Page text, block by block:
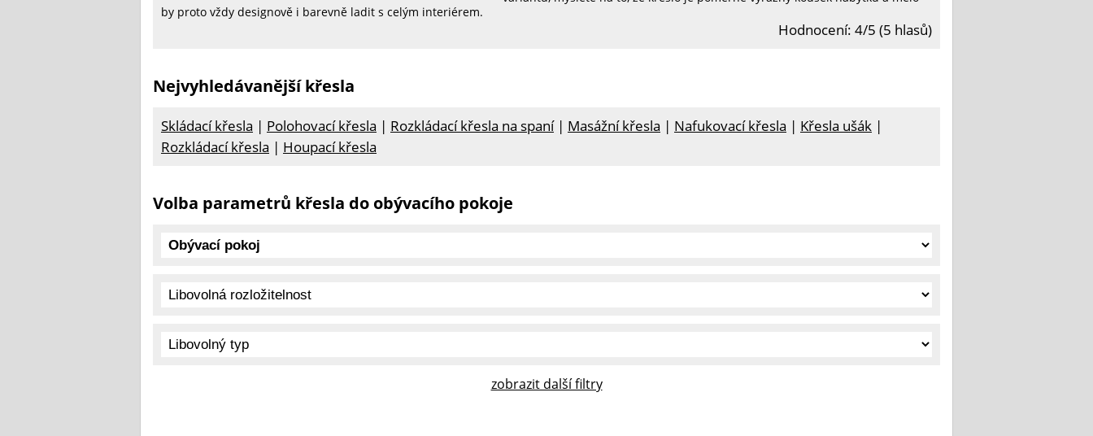
by proto vždy designově i barevně ladit s celým interiérem.
Hodnocení: 4/5 (5 hlasů)
Nejvyhledávanější křesla
Skládací křesla | Polohovací křesla | Rozkládací křesla na spaní| Masážní křesla | Nafukovací křesla | Křesla ušák |
Rozkládací křesla | Houpací křesla
Volba parametrů křesla do obývacího pokoje
zobrazit další filtry